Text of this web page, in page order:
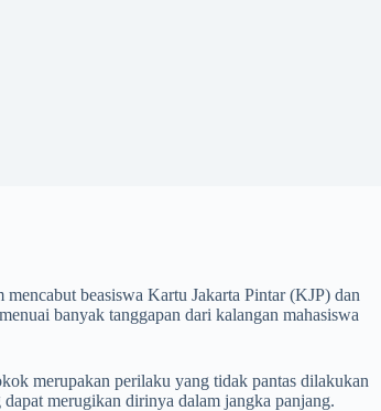
beasiswa Kartu Jakarta Pintar (KJP) dan
banyak tanggapan dari kalangan mahasiswa
merupakan perilaku yang tidak pantas dilakukan
merugikan dirinya dalam jangka panjang.